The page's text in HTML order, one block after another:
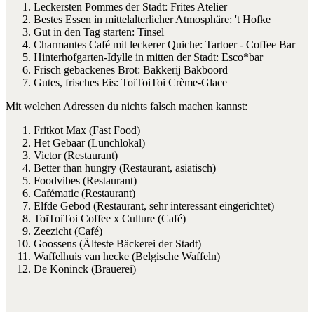
Leckersten Pommes der Stadt: Frites Atelier
Bestes Essen in mittelalterlicher Atmosphäre: 't Hofke
Gut in den Tag starten: Tinsel
Charmantes Café mit leckerer Quiche: Tartoer - Coffee Bar
Hinterhofgarten-Idylle in mitten der Stadt: Esco*bar
Frisch gebackenes Brot: Bakkerij Bakboord
Gutes, frisches Eis: ToiToiToi Crème-Glace
Mit welchen Adressen du nichts falsch machen kannst:
Fritkot Max (Fast Food)
Het Gebaar (Lunchlokal)
Victor (Restaurant)
Better than hungry (Restaurant, asiatisch)
Foodvibes (Restaurant)
Cafématic (Restaurant)
Elfde Gebod (Restaurant, sehr interessant eingerichtet)
ToiToiToi Coffee x Culture (Café)
Zeezicht (Café)
Goossens (Älteste Bäckerei der Stadt)
Waffelhuis van hecke (Belgische Waffeln)
De Koninck (Brauerei)